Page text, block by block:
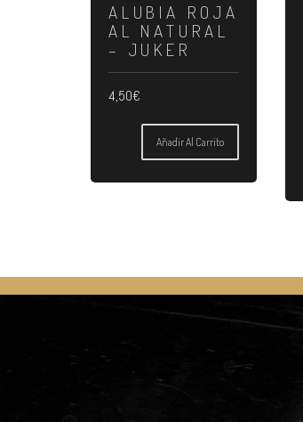
ALUBIA ROJA
AL NATURAL
– JUKER
4,50€
Añadir Al Carrito